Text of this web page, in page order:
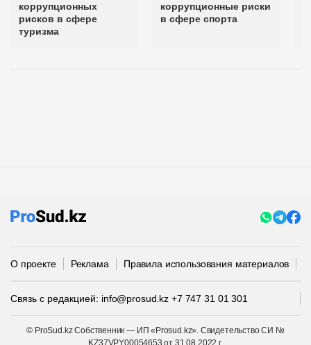
коррупционных
рисков в сфере
туризма
коррупционные риски
в сфере спорта
О проекте Реклама Правила использования материалов
Связь с редакцией: info@prosud.kz +7 747 31 01 301
© ProSud.kz Собственник — ИП «Prosud.kz». Свидетельство СИ №
KZ37VPY00054653 от 31.08.2022 г.